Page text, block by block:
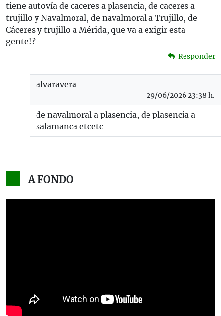
tiene autovía de caceres a plasencia, de caceres a
trujillo y Navalmoral, de navalmoral a Trujillo, de
Cáceres y trujillo a Mérida, que va a exigir esta
gente!?
Responder
alvaravera
29/06/2026 23:38 h.
de navalmoral a plasencia, de plasencia a
salamanca etcetc
A FONDO